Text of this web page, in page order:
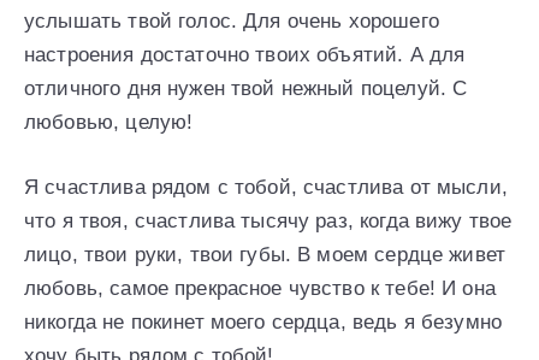
услышать твой голос. Для очень хорошего
настроения достаточно твоих объятий. А для
отличного дня нужен твой нежный поцелуй. С
любовью, целую!
Я счастлива рядом с тобой, счастлива от мысли,
что я твоя, счастлива тысячу раз, когда вижу твое
лицо, твои руки, твои губы. В моем сердце живет
любовь, самое прекрасное чувство к тебе! И она
никогда не покинет моего сердца, ведь я безумно